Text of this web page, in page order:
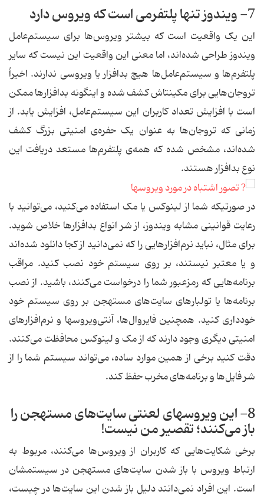
7- ویندوز تنها پلتفرمی است که ویروس دارد
این یک واقعیت است که بیشتر ویروس‌ها برای سیستم‌عامل
ویندوز طراحی شده‌اند، اما معنی این واقعیت این نیست که سایر
پلتفرم‌ها و سیستم‌عامل‌ها هیچ بدافزار یا ویروسی ندارند. اخیراً
تروجان‌هایی برای مکینتاش کشف شده و اینگونه بدافزارها ممکن
است با افزایش تعداد کاربران این سیستم‌عامل، افزایش یابد. از
زمانی که تروجان‌ها به عنوان یک حفره‌ی امنیتی بزرگ کشف
شده‌اند، مشخص شده که همه‌ی پلتفرم‌ها مستعد دریافت این
نوع بدافزار هستند.
در صورتیکه شما از لینوکس یا مک استفاده می‌کنید، می‌توانید با
رعایت قوانینی مشابه ویندوز، از شر انواع بدافزارها خلاص شوید.
برای مثال، نباید نرم‌افزارهایی را که نمی‌دانید از کجا دانلود شده‌اند
و یا معتبر نیستند، بر روی سیستم خود نصب کنید. مراقب
برنامه‌هایی که رمزعبور شما را درخواست می‌کنند، باشید. از نصب
برنامه‌ها یا تولبارهای سایت‌های مستهجن بر روی سیستم خود
خودداری کنید. همچنین فایروال‌ها، آنتی‌ویروسها و نرم‌افزارهای
امنیتی دیگری وجود دارند که از مک و لینوکس محافظت می‌کنند.
دقت کنید برخی از همین موارد ساده، می‌تواند سیستم شما را از
شر فایل‌ها و برنامه‌های مخرب حفظ کند.
8- این ویروسهای لعنتی سایت‌های مستهجن را
باز می‌کنند؛ تقصیر من نیست!
برخی شکایت‌هایی که کاربران از ویروس‌ها می‌کنند، مربوط به
ارتباط ویروس با باز شدن سایت‌های مستهجن در سیستمشان
است. این افراد نمی‌دانند دلیل باز شدن این سایت‌ها در چیست،